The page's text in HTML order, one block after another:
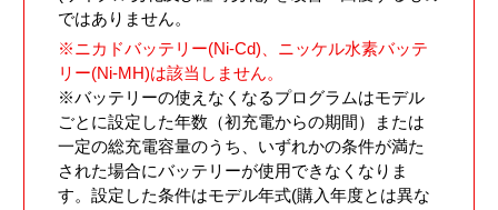
ではありません。
※ニカドバッテリー(Ni-Cd)、ニッケル水素バッテ
リー(Ni-MH)は該当しません。
※バッテリーの使えなくなるプログラムはモデル
ごとに設定した年数（初充電からの期間）または
一定の総充電容量のうち、いずれかの条件が満た
された場合にバッテリーが使用できなくなりま
す。設定した条件はモデル年式(購入年度とは異な